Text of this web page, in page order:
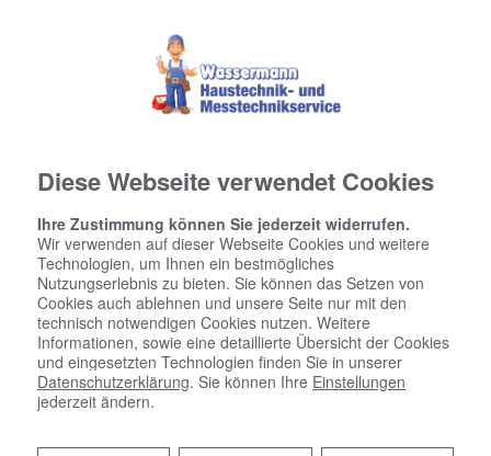
Diese Webseite verwendet Cookies
Ihre Zustimmung können Sie jederzeit widerrufen.
Wir verwenden auf dieser Webseite Cookies und weitere
Technologien, um Ihnen ein bestmögliches
Nutzungserlebnis zu bieten. Sie können das Setzen von
Cookies auch ablehnen und unsere Seite nur mit den
technisch notwendigen Cookies nutzen. Weitere
Informationen, sowie eine detaillierte Übersicht der Cookies
und eingesetzten Technologien finden Sie in unserer
Datenschutzerklärung. Sie können Ihre Einstellungen
jederzeit ändern.